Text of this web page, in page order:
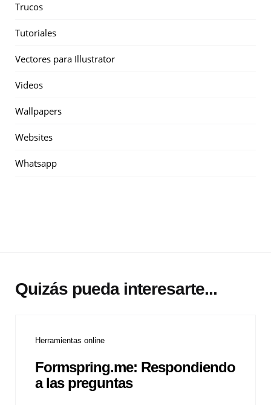
Trucos
Tutoriales
Vectores para Illustrator
Videos
Wallpapers
Websites
Whatsapp
Quizás pueda interesarte...
Herramientas online
Formspring.me: Respondiendo
a las preguntas